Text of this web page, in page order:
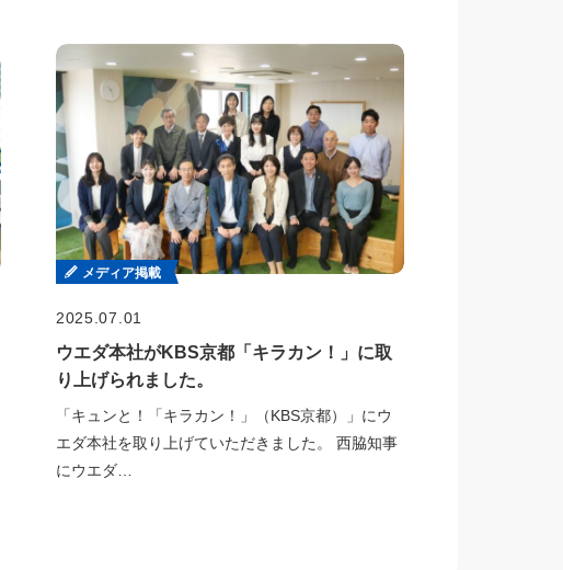
メディア掲載
2025.07.01
ウエダ本社がKBS京都「キラカン！」に取
り上げられました。
「キュンと！「キラカン！」（KBS京都）」にウ
エダ本社を取り上げていただきました。 西脇知事
にウエダ…